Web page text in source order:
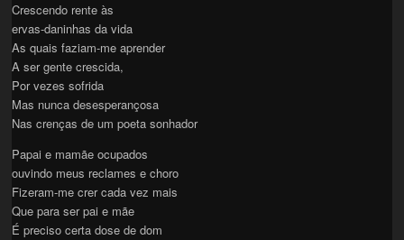
Crescendo rente às
ervas-daninhas da vida
As quais faziam-me aprender
A ser gente crescida,
Por vezes sofrida
Mas nunca desesperançosa
Nas crenças de um poeta sonhador
Papai e mamãe ocupados
ouvindo meus reclames e choro
Fizeram-me crer cada vez mais
Que para ser pai e mãe
É preciso certa dose de dom